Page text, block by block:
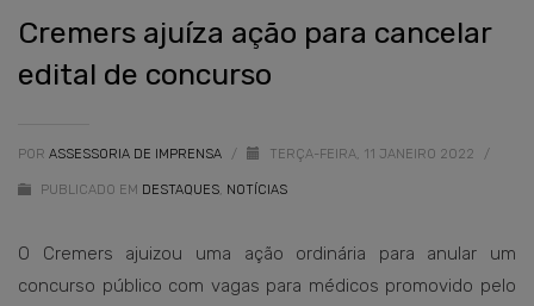
Cremers ajuíza ação para cancelar
edital de concurso
POR ASSESSORIA DE IMPRENSA / TERÇA-FEIRA, 11 JANEIRO 2022 /
PUBLICADO EM DESTAQUES, NOTÍCIAS
O Cremers ajuizou uma ação ordinária para anular um
concurso público com vagas para médicos promovido pelo